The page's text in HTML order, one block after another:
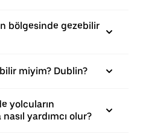
bölgesinde gezebilir
miyim? Dublin?
yolcuların
yardımcı olur?